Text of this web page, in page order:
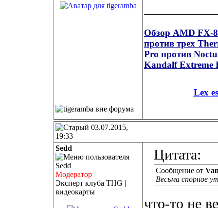
Обзор AMD FX-
против трех
Pro против
Kandalf Extreme
Lex
03.07.2015,
19:33
Sedd
Модератор
Эксперт клуба THG |
видеокарты
Цитата:
Сообщение от
Весьма спорное
что-то не